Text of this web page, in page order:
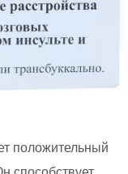
положительный